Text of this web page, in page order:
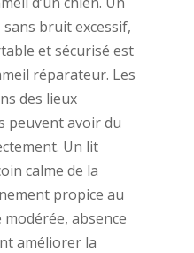
bruit excessif,
et sécurisé est
réparateur. Les
des lieux
peuvent avoir du
Un lit
calme de la
propice au
absence
améliorer la